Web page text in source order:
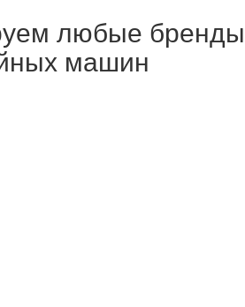
любые бренды
машин